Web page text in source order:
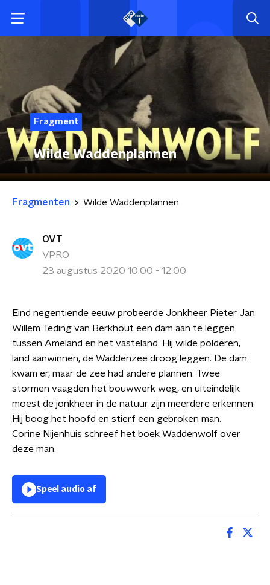
Fragment
Wilde Waddenplannen
Fragmenten Wilde Waddenplannen
OVT
VPRO
23 augustus 2020 10:00 - 12:00
Eind negentiende eeuw probeerde Jonkheer Pieter Jan
Willem Teding van Berkhout een dam aan te leggen
tussen Ameland en het vasteland. Hij wilde polderen,
land aanwinnen, de Waddenzee droog leggen. De dam
kwam er, maar de zee had andere plannen. Twee
stormen vaagden het bouwwerk weg, en uiteindelijk
moest de jonkheer in de natuur zijn meerdere erkennen.
Hij boog het hoofd en stierf een gebroken man.
Corine Nijenhuis schreef het boek Waddenwolf over
deze man.
Speel audio af